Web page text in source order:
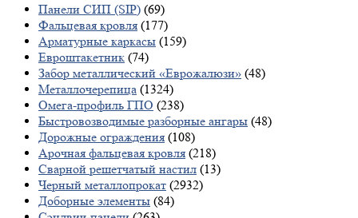
Панели СИП (SIP) (69)
Фальцевая кровля (177)
Арматурные каркасы (159)
Евроштакетник (74)
Забор металлический «Еврожалюзи» (48)
Металлочерепица (1324)
Омега-профиль ГПО (238)
Быстровозводимые разборные ангары (48)
Дорожные ограждения (108)
Арочная фальцевая кровля (218)
Сварной решетчатый настил (13)
Черный металлопрокат (2932)
Доборные элементы (84)